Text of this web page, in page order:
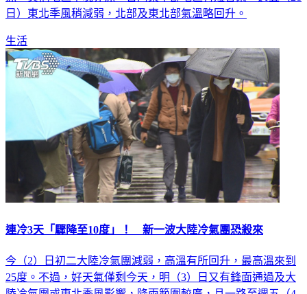
日）東北季風稍減弱，北部及東北部氣溫略回升。
生活
連冷3天「驟降至10度」！ 新一波大陸冷氣團恐殺來
今（2）日初二大陸冷氣團減弱，高溫有所回升，最高溫來到
25度。不過，好天氣僅剩今天，明（3）日又有鋒面通過及大